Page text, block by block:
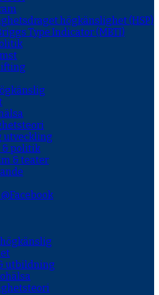
högkänslighet (HSP)
Type Indicator (MBTI)
utveckling
& politik
& teater
utbildning